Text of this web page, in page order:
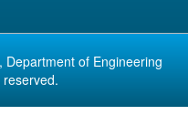
of Engineering